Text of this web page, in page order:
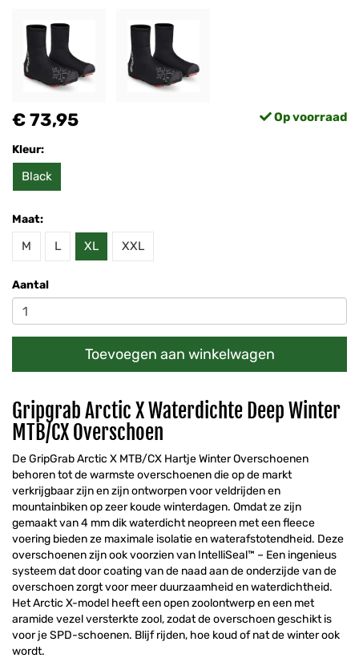
€ 73,95 Op voorraad
Kleur:
Black
Maat:
M L XL XXL
Aantal
Toevoegen aan winkelwagen
Gripgrab Arctic X Waterdichte Deep Winter
MTB/CX Overschoen
De GripGrab Arctic X MTB/CX Hartje Winter Overschoenen
behoren tot de warmste overschoenen die op de markt
verkrijgbaar zijn en zijn ontworpen voor veldrijden en
mountainbiken op zeer koude winterdagen. Omdat ze zijn
gemaakt van 4 mm dik waterdicht neopreen met een fleece
voering bieden ze maximale isolatie en waterafstotendheid. Deze
overschoenen zijn ook voorzien van IntelliSeal™ – Een ingenieus
systeem dat door coating van de naad aan de onderzijde van de
overschoen zorgt voor meer duurzaamheid en waterdichtheid.
Het Arctic X-model heeft een open zoolontwerp en een met
aramide vezel versterkte zool, zodat de overschoen geschikt is
voor je SPD-schoenen. Blijf rijden, hoe koud of nat de winter ook
wordt.